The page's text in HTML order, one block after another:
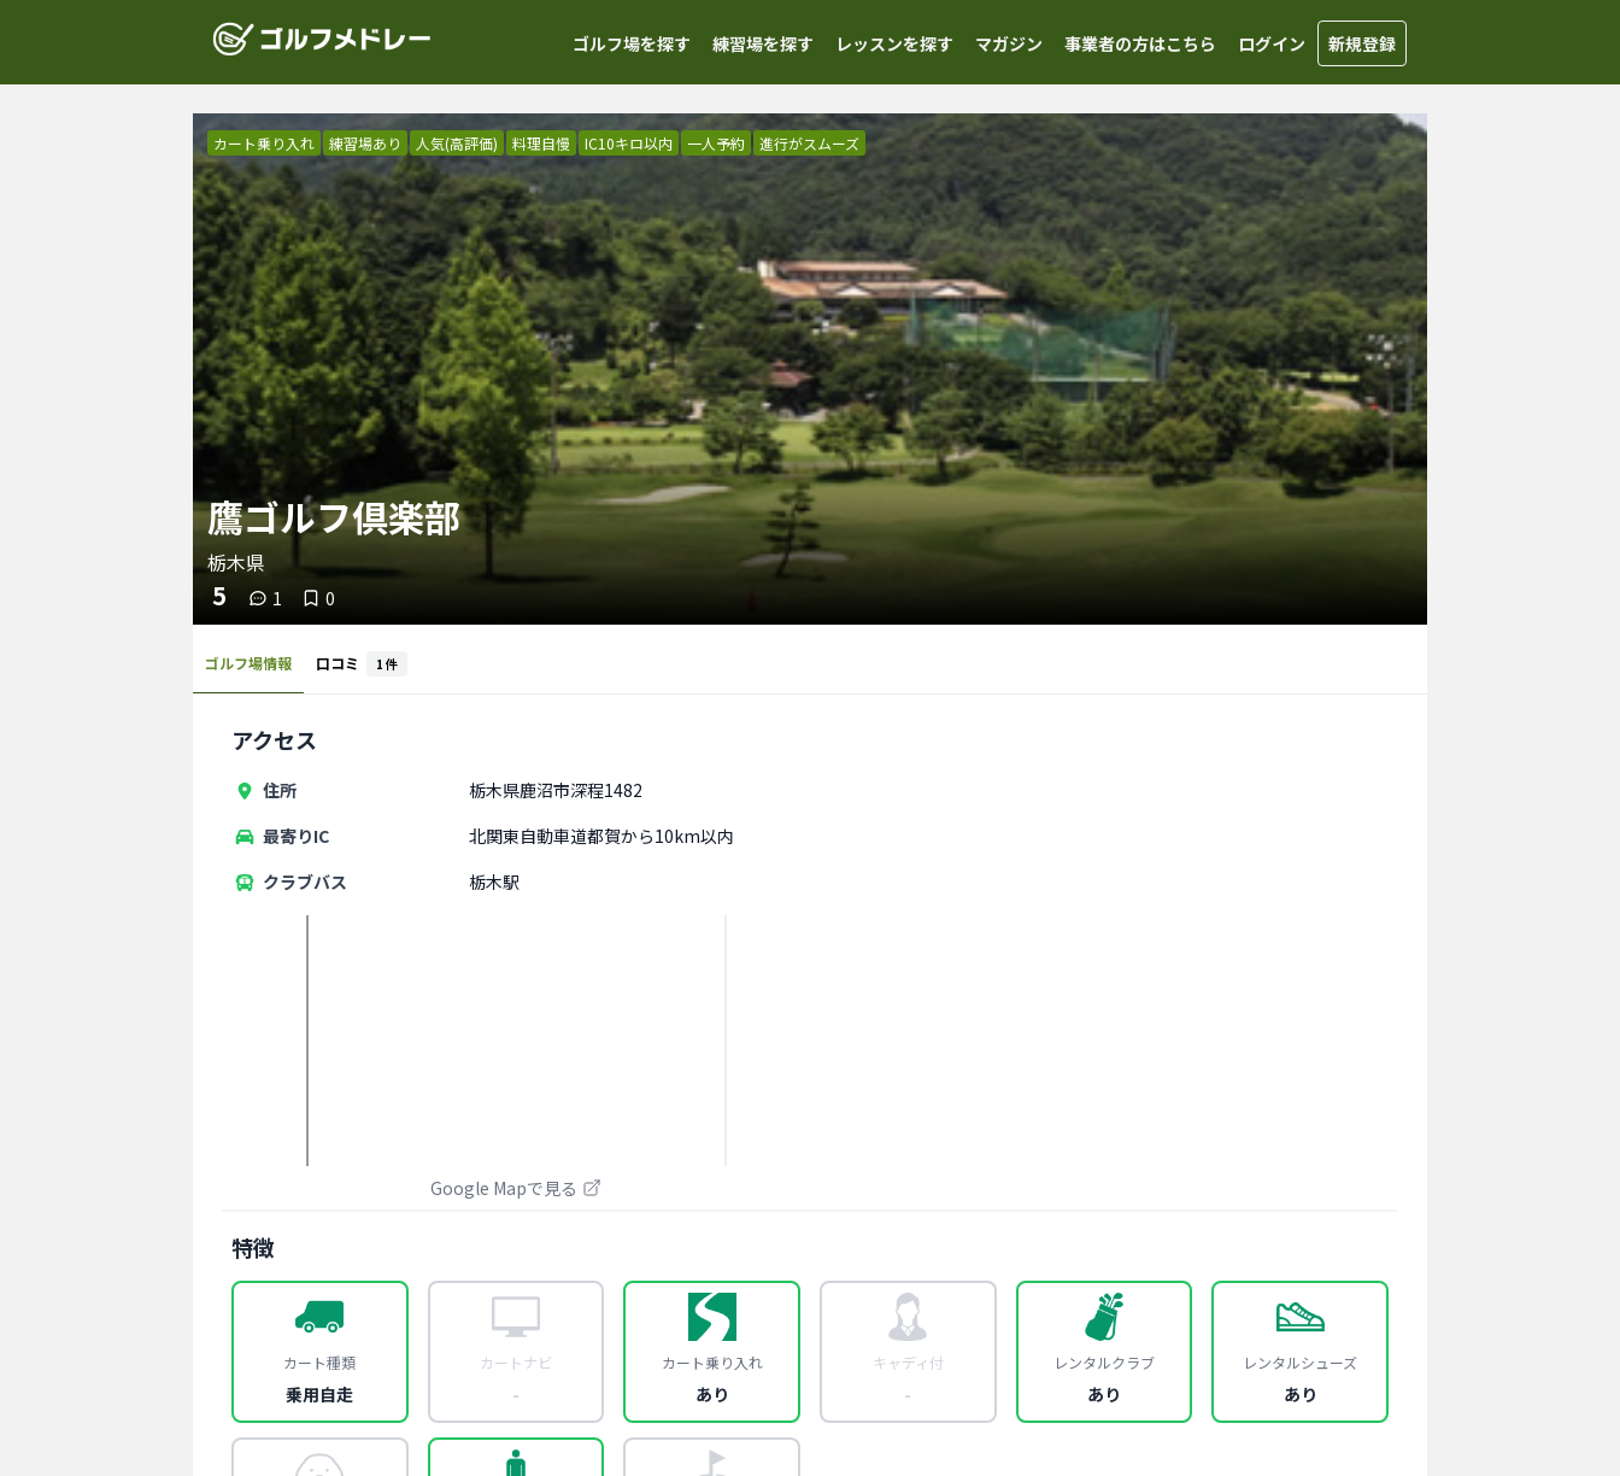
ゴルフ場を探す 練習場を探す レッスンを探す マガジン 事業者の方はこちら ログイン 新規登録
カート乗り入れ 練習場あり 人気(高評価) 料理自慢 IC10キロ以内 一人予約 進行がスムーズ
鷹ゴルフ倶楽部
栃木県
5 1 0
ゴルフ場情報 口コミ 1 件
アクセス
住所
栃木県鹿沼市深程1482
最寄りIC
北関東自動車道都賀から10km以内
クラブバス
栃木駅
Google Mapで見る
特徴
カート種類
乗用自走
カートナビ
-
カート乗り入れ
あり
キャディ付
-
レンタルクラブ
あり
レンタルシューズ
あり